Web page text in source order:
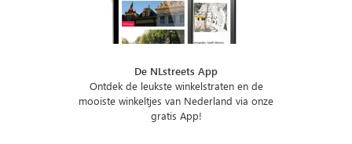
De NLstreets App
Ontdek de leukste winkelstraten en de
mooiste winkeltjes van Nederland via onze
gratis App!